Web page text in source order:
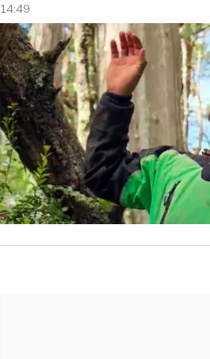
14:49